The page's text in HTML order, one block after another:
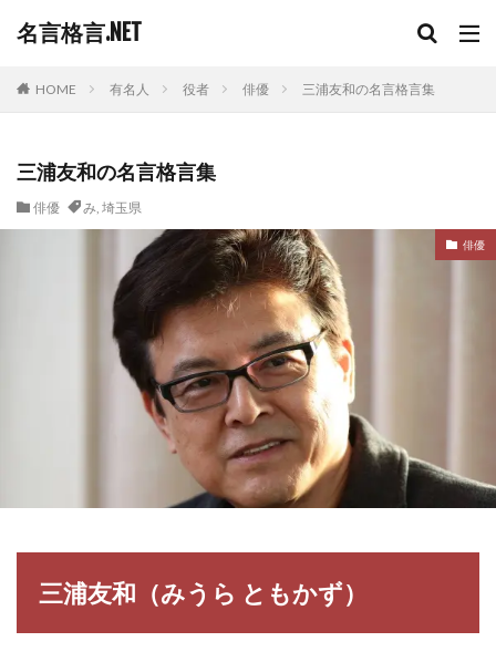
名言格言.NET
HOME 有名人 役者 俳優 三浦友和の名言格言集
三浦友和の名言格言集
俳優 み, 埼玉県
俳優
三浦友和（みうら ともかず）